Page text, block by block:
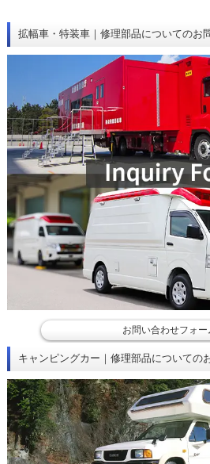
拡幅車・特装車｜修理部品についてのお
お問い合わせフォー
キャンピングカー｜修理部品についての